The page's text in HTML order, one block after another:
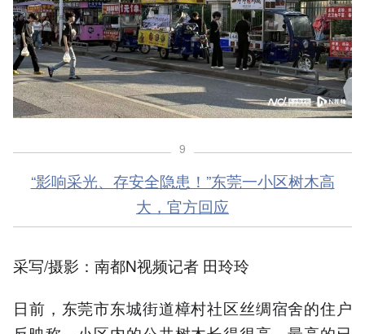
9
“影响采光、存安全隐患！”东莞一小区树木高
大，官方回应
采写/摄影：南都N视频记者 田玲玲
日前，东莞市东城街道樟村社区丝绸宿舍的住户